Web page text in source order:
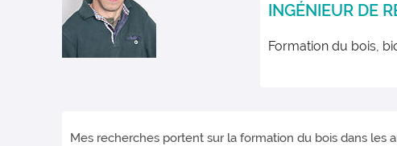
INGÉNIEUR DE
Formation du bois,
Mes recherches portent sur la formation du bois dans les